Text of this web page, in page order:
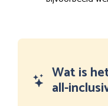
Wat is
all-